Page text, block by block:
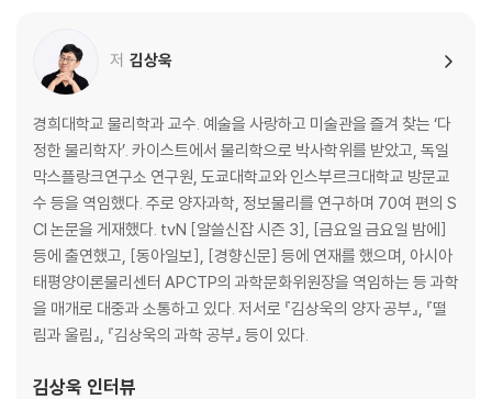
물리학자에게 죽음이란 ─ 우주는 죽음으로 충만하고 우리는 원자로 영생
한다
3 생명, 우주에서 피어난 경이로운 우연
7장 생물은 화학 기계다 ─ 물리학자의 눈으로 본 생명의 화학
8장 생물은 정보 처리 기계인가 ─ 사람은 사람을 낳고, 고양이는 고양이를
낳는 이유
9장 최초의 생명체와 진화 ─ 변화의 누적이 만든 기적
10장 다세포 생물에서 인간까지 ─ 지구상 생물의 장대한 역사
물리학자에게 사랑이란 ─ 필연의 우주와 궁극의 우연
4 느낌을 넘어 상상으로
저 김상욱
경희대학교 물리학과 교수. 예술을 사랑하고 미술관을 즐겨 찾는 ‘다
정한 물리학자’. 카이스트에서 물리학으로 박사학위를 받았고, 독일
막스플랑크연구소 연구원, 도쿄대학교와 인스부르크대학교 방문교
수 등을 역임했다. 주로 양자과학, 정보물리를 연구하며 70여 편의 S
CI 논문을 게재했다. tvN [알쓸신잡 시즌 3], [금요일 금요일 밤에]
등에 출연했고, [동아일보], [경향신문] 등에 연재를 했으며, 아시아
태평양이론물리센터 APCTP의 과학문화위원장을 역임하는 등 과학
을 매개로 대중과 소통하고 있다. 저서로 『김상욱의 양자 공부』, 『떨
림과 울림』, 『김상욱의 과학 공부』 등이 있다.
김상욱 인터뷰